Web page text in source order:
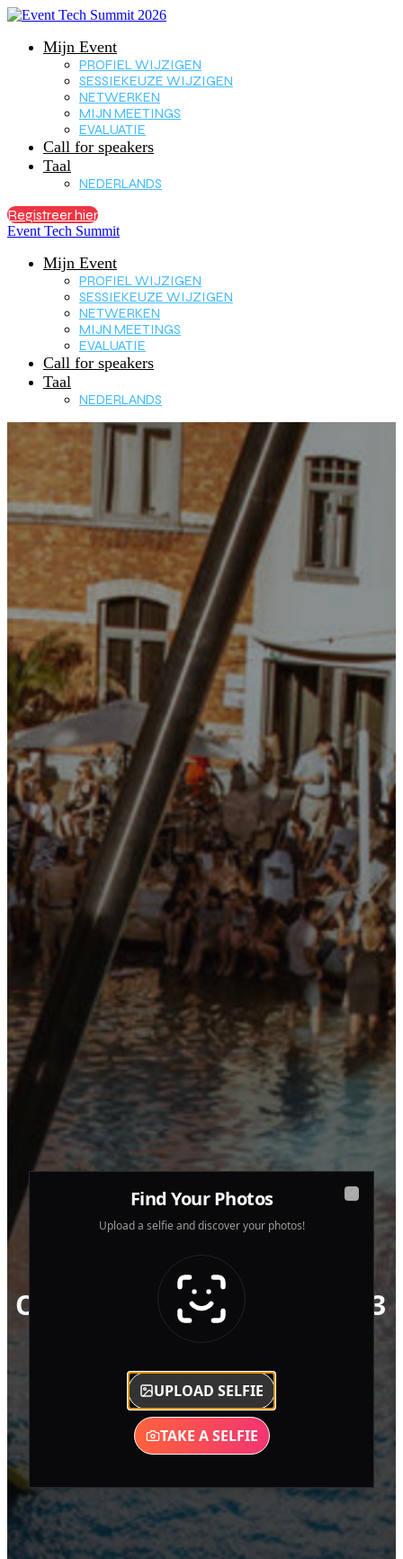
Mijn Event
PROFIEL WIJZIGEN
SESSIEKEUZE WIJZIGEN
NETWERKEN
MIJN MEETINGS
EVALUATIE
Call for speakers
Taal
NEDERLANDS
Registreer hier
Event Tech Summit
Mijn Event
PROFIEL WIJZIGEN
SESSIEKEUZE WIJZIGEN
NETWERKEN
MIJN MEETINGS
EVALUATIE
Call for speakers
Taal
NEDERLANDS